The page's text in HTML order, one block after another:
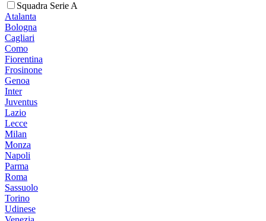
Squadra Serie A
Atalanta
Bologna
Cagliari
Como
Fiorentina
Frosinone
Genoa
Inter
Juventus
Lazio
Lecce
Milan
Monza
Napoli
Parma
Roma
Sassuolo
Torino
Udinese